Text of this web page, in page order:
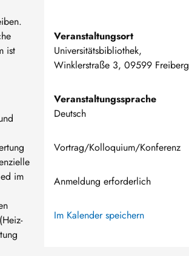
ist
im
Veranstaltungsort
Universitätsbibliothek,
Winklerstraße 3, 09599 Freiberg
Veranstaltungssprache
Deutsch
Vortrag/Kolloquium/Konferenz
Anmeldung erforderlich
Im Kalender speichern